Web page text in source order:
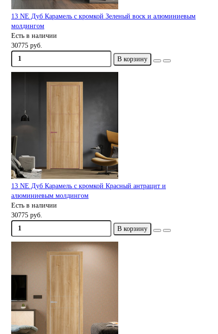
13 NE Дуб Карамель с кромкой Зеленый воск и алюминиевым
молдингом
Есть в наличии
30775 руб.
В корзину
13 NE Дуб Карамель с кромкой Красный антрацит и
алюминиевым молдингом
Есть в наличии
30775 руб.
В корзину